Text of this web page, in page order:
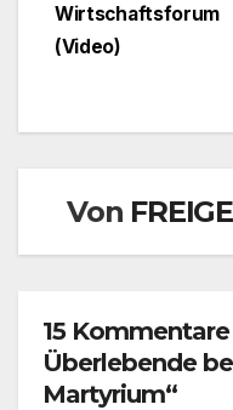
Wirtschaftsforum
(Video)
Von
15
Überlebende
Martyrium“